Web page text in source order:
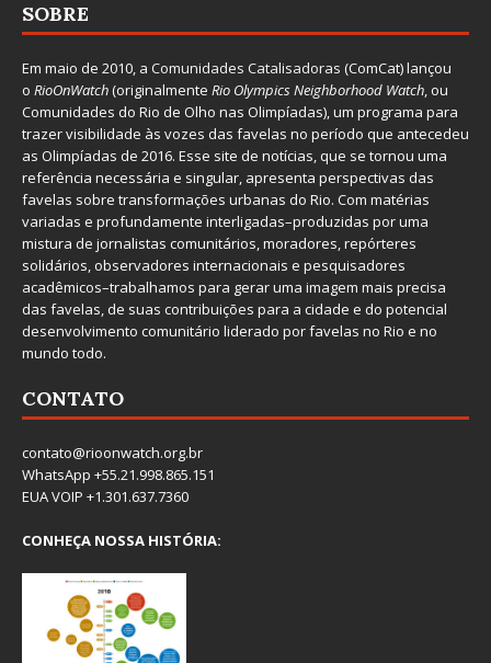
SOBRE
Em maio de 2010, a Comunidades Catalisadoras (ComCat) lançou
o RioOnWatch(originalmente Rio Olympics Neighborhood Watch, ou
Comunidades do Rio de Olho nas Olimpíadas), um programa para
trazer visibilidade às vozes das favelas no período que antecedeu
as Olimpíadas de 2016. Esse site de notícias, que se tornou uma
referência necessária e singular, apresenta perspectivas das
favelas sobre transformações urbanas do Rio. Com matérias
variadas e profundamente interligadas–produzidas por uma
mistura de jornalistas comunitários, moradores, repórteres
solidários, observadores internacionais e pesquisadores
acadêmicos–trabalhamos para gerar uma imagem mais precisa
das favelas, de suas contribuições para a cidade e do potencial
desenvolvimento comunitário liderado por favelas no Rio e no
mundo todo.
CONTATO
contato@rioonwatch.org.br
WhatsApp +55.21.998.865.151
EUA VOIP +1.301.637.7360
CONHEÇA NOSSA HISTÓRIA: